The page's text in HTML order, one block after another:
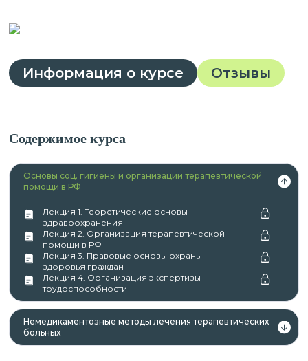
Информация о курсе Отзывы
Содержимое курса
Основы соц. гигиены и организации терапевтической
помощи в РФ
Лекция 1. Теоретические основы
здравоохранения
Лекция 2. Организация терапевтической
помощи в РФ
Лекция 3. Правовые основы охраны
здоровья граждан
Лекция 4. Организация экспертизы
трудоспособности
Немедикаментозные методы лечения терапевтических
больных